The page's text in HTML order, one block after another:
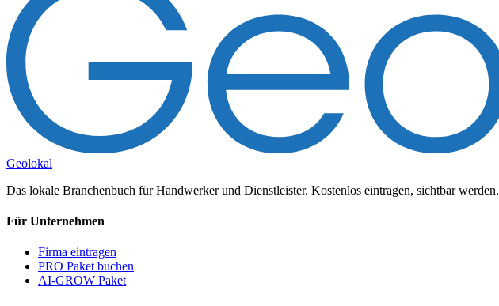
Geolokal
Das lokale Branchenbuch für Handwerker und Dienstleister. Kostenlos eintragen, sichtbar werden.
Für Unternehmen
Firma eintragen
PRO Paket buchen
AI-GROW Paket